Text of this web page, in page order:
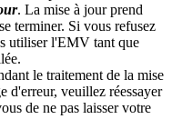
. La mise à jour prend
terminer. Si vous refusez
utiliser l'EMV tant que
le traitement de la mise
d'erreur, veuillez réessayer
de ne pas laisser votre